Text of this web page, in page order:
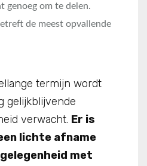
genoeg om te delen.
de meest opvallende
termijn wordt
gelijkblijvende
verwacht. Er is
lichte afname
met